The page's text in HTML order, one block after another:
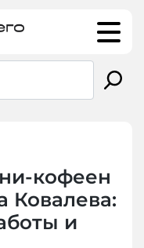
кофеен
Ковалева:
и